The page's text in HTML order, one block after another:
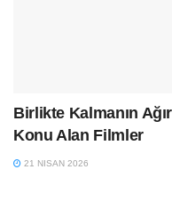
Birlikte Kalmanın
Konu Alan Filmler
21 NISAN 2026